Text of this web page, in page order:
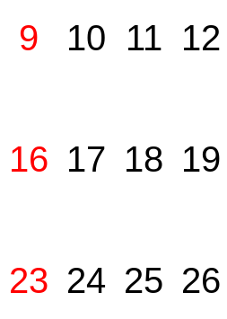
9 10 11 12
16 17 18 19
23 24 25 26